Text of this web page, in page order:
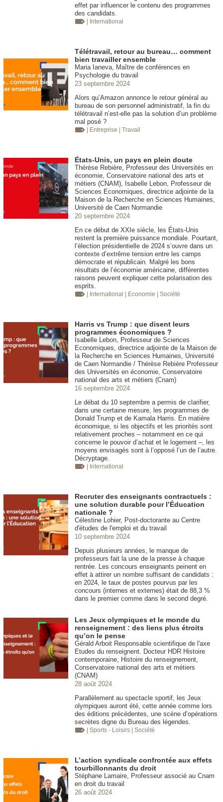
effet par influencer le contenu des programmes
des candidats.
| International
Télétravail, retour au bureau… comment
bien travailler ensemble
Maria Ianeva, Maître de conférences en
Psychologie du travail
23 septembre 2024
Alors qu’Amazon annonce le retour général au
bureau de son personnel administratif, la fin du
télétravail n’est-elle pas la solution d’un problème
mal posé ?
| Entreprise | Travail
États-Unis, un pays en plein doute
Thérèse Rebière, Professeur des Universités en
économie, Conservatoire national des arts et
métiers (CNAM), Isabelle Lebon, Professeur de
Sciences Economiques, directrice adjointe de la
Maison de la Recherche en Sciences Humaines,
Université de Caen Normandie
20 septembre 2024
En ce début de XXIe siècle, les États-Unis
restent la première puissance mondiale. Pourtant,
l’élection présidentielle de 2024 s’ouvre dans un
contexte d’extrême tension entre les camps
démocrate et républicain. Malgré les bons
résultats de l’économie américaine, différentes
raisons peuvent expliquer cette polarisation des
esprits.
| International | Economie | Société
Harris vs Trump : que disent leurs
programmes économiques ?
Isabelle Lebon, Professeur de Sciences
Economiques, directrice adjointe de la Maison de
la Recherche en Sciences Humaines, Université
de Caen Normandie / Thérèse Rebière Professeur
des Universités en économie, Conservatoire
national des arts et métiers (Cnam)
16 septembre 2024
Le débat du 10 septembre a permis de clarifier,
dans une certaine mesure, les programmes de
Donald Trump et de Kamala Harris. En matière
économique, si les objectifs et les priorités sont
relativement proches – notamment en ce qui
concerne le pouvoir d’achat et le logement –, les
moyens envisagés sont à l’opposé l’un de l’autre.
Décryptage.
| International
Recruter des enseignants contractuels :
une solution durable pour l’Éducation
nationale ?
Célestine Lohier, Post-doctorante au Centre
d'études de l'emploi et du travail
10 septembre 2024
Depuis plusieurs années, le manque de
professeurs fait la une de la presse à chaque
rentrée. Les concours enseignants peinent en
effet à attirer un nombre suffisant de candidats :
en 2024, le taux de postes pourvus par les
concours (internes et externes) était de 88,3 %
dans le premier comme dans le second degré.
Les Jeux olympiques et le monde du
renseignement : des liens plus étroits
qu’on le pense
Gérald Arboit Responsable scientifique de l'axe
Etudes du renseignent. Docteur HDR Histoire
contemporaine, Histoire du renseignement,
Conservatoire national des arts et métiers
(CNAM)
28 août 2024
Parallèlement au spectacle sportif, les Jeux
olympiques auront été, cette année comme lors
des éditions précédentes, une scène d’opérations
secrètes digne du Bureau des légendes.
| Sports - Loisirs | Société
L’action syndicale confrontée aux effets
tourbillonnants du droit
Stéphane Lamaire, Professeur associé au Cnam
en droit du travail
26 août 2024